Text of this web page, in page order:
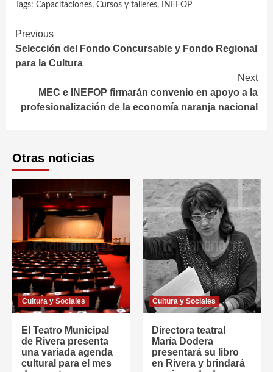
Tags: Capacitaciones, Cursos y talleres, INEFOP
Continue
Reading
Previous
Selección del Fondo Concursable y Fondo Regional
para la Cultura
Next
MEC e INEFOP firmarán convenio en apoyo a la
profesionalización de la economía naranja nacional
Otras noticias
Cultura y Sociales
El Teatro Municipal
de Rivera presenta
una variada agenda
cultural para el mes
Cultura y Sociales
Directora teatral
María Dodera
presentará su libro
en Rivera y brindará